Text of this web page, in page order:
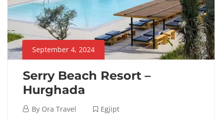
September 4, 2024
Serry Beach Resort –
Hurghada
September
By Ora Travel Egjipt